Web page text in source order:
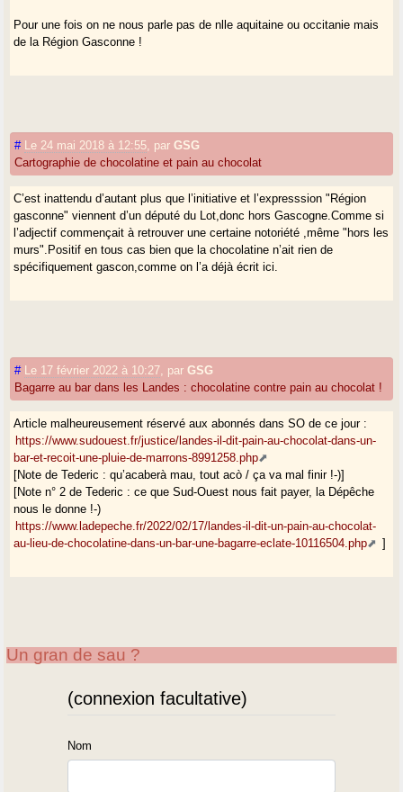
Pour une fois on ne nous parle pas de nlle aquitaine ou occitanie mais
de la Région Gasconne !
# Le 24 mai 2018 à 12:55, parGSG
Cartographie de chocolatine et pain au chocolat
C’est inattendu d’autant plus que l’initiative et l’expresssion "Région
gasconne" viennent d’un député du Lot,donc hors Gascogne.Comme si
l’adjectif commençait à retrouver une certaine notoriété ,même "hors les
murs".Positif en tous cas bien que la chocolatine n’ait rien de
spécifiquement gascon,comme on l’a déjà écrit ici.
# Le 17 février 2022 à 10:27, parGSG
Bagarre au bar dans les Landes : chocolatine contre pain au chocolat !
Article malheureusement réservé aux abonnés dans SO de ce jour :
https://www.sudouest.fr/justice/landes-il-dit-pain-au-chocolat-dans-un-
bar-et-recoit-une-pluie-de-marrons-8991258.php
[Note de Tederic : qu’acaberà mau, tout acò / ça va mal finir !-)]
[Note n° 2 de Tederic : ce que Sud-Ouest nous fait payer, la Dépêche
nous le donne !-)
https://www.ladepeche.fr/2022/02/17/landes-il-dit-un-pain-au-chocolat-
au-lieu-de-chocolatine-dans-un-bar-une-bagarre-eclate-10116504.php
]
Un gran de sau ?
(connexion facultative)
Nom